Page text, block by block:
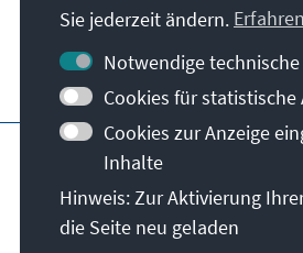
Kontakt
Weitere Angebote der Stiftung
Impressum
Erklärung zur Barrierefreiheit
Sitemap
Sie jederzeit ändern.
Notwendige technische
Cookies für statistische
Cookies zur Anzeige
Inhalte
Hinweis: Zur Aktivierung
die Seite neu geladen